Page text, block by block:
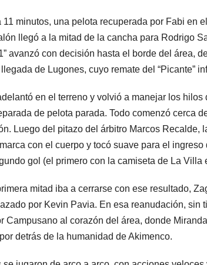
minutos, una pelota recuperada por Fabi en
llegó a la mitad de la cancha para Rodrigo
avanzó con decisión hasta el borde del área,
de Lugones, cuyo remate del “Picante”
en el terreno y volvió a manejar los
de pelota parada. Todo comenzó cerca
Luego del pitazo del árbitro Marcos Recalde,
con el cuerpo y tocó suave para el
gol (el primero con la camiseta de La Villa
mitad iba a cerrarse con ese resultado,
por Kevin Pavia. En esa reanudación, sin
Campusano al corazón del área, donde
detrás de la humanidad de Akimenco.